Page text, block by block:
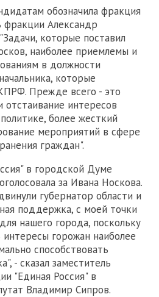
обозначила фракция
Александр
которые поставил
наиболее приемлемы и
в должности
которые
Прежде всего - это
интересов
более жесткий
мероприятий в сфере
граждан".
в городской Думе
за Ивана Носкова.
губернатор области и
поддержка, с моей точки
нашего города, поскольку
интересы горожан наиболее
способствовать
- сказал заместитель
"Единая Россия" в
Владимир Сипров.